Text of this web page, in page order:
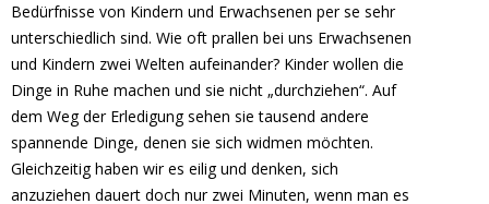
Bedürfnisse von Kindern und Erwachsenen per se sehr
unterschiedlich sind. Wie oft prallen bei uns Erwachsenen
und Kindern zwei Welten aufeinander? Kinder wollen die
Dinge in Ruhe machen und sie nicht „durchziehen“. Auf
dem Weg der Erledigung sehen sie tausend andere
spannende Dinge, denen sie sich widmen möchten.
Gleichzeitig haben wir es eilig und denken, sich
anzuziehen dauert doch nur zwei Minuten, wenn man es